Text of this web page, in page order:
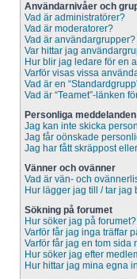
Användarnivåer och
Vad är administratörer?
Vad är moderatorer?
Vad är användargrupper?
Var hittar jag
Hur blir jag ledare för en
Varför visas vissa
Vad är en
Vad är “Teamet”-länken
Personliga meddelanden
Jag kan inte skicka
Jag får oönskade
Jag har fått skräppost
Vänner och ovänner
Vad är vän- och
Hur lägger jag till / tar
Sökning på forumet
Hur söker jag på forumet?
Varför får jag inga träffar
Varför får jag en tom sida
Hur söker jag efter
Hur hittar jag mina egna